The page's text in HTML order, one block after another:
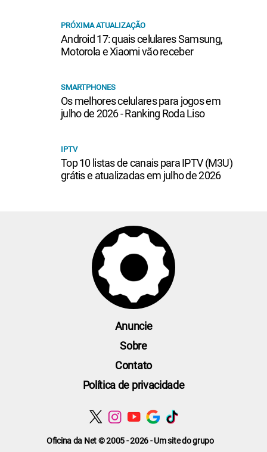
PRÓXIMA ATUALIZAÇÃO
Android 17: quais celulares Samsung,
Motorola e Xiaomi vão receber
SMARTPHONES
Os melhores celulares para jogos em
julho de 2026 - Ranking Roda Liso
IPTV
Top 10 listas de canais para IPTV (M3U)
grátis e atualizadas em julho de 2026
Oficina da Net © 2005 - 2026 - Um site do grupo
Anuncie
Sobre
Contato
Política de privacidade